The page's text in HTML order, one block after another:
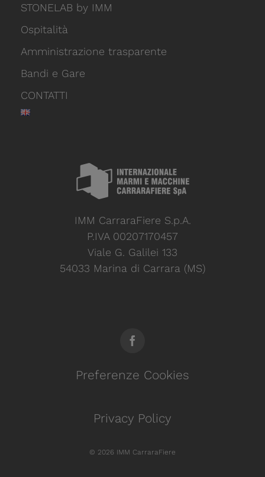
STONELAB by IMM
Ospitalità
Amministrazione trasparente
Bandi e Gare
CONTATTI
IMM CarraraFiere S.p.A.
P.IVA 00207170457
Viale G. Galilei 133
54033 Marina di Carrara (MS)
Preferenze Cookies
Privacy Policy
© 2026 IMM CarraraFiere